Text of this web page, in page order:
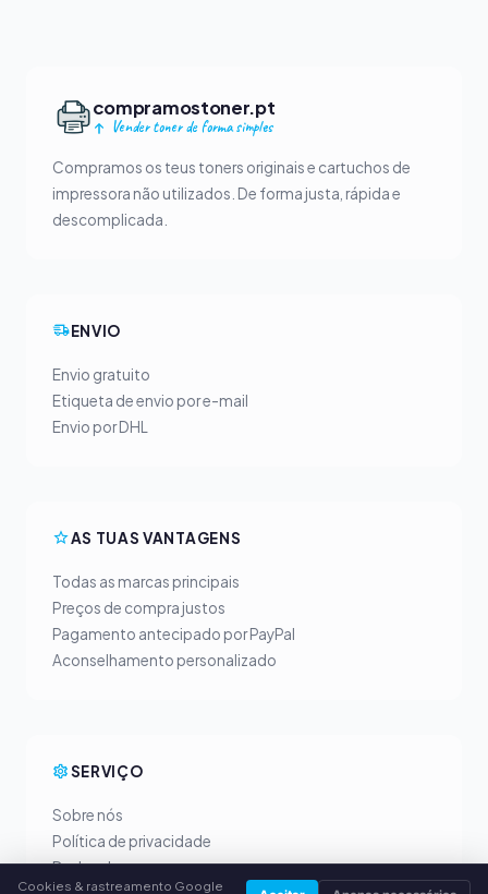
compramostoner.pt
Vender toner de forma simples
Compramos os teus toners originais e cartuchos de
impressora não utilizados. De forma justa, rápida e
descomplicada.
ENVIO
Envio gratuito
Etiqueta de envio por e-mail
Envio por DHL
AS TUAS VANTAGENS
Todas as marcas principais
Preços de compra justos
Pagamento antecipado por PayPal
Aconselhamento personalizado
SERVIÇO
Sobre nós
Política de privacidade
Dados da empresa
Cookies & rastreamento Google